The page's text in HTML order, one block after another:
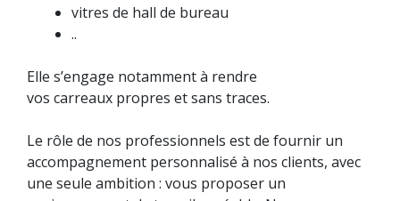
vitres de hall de bureau
..
Elle s’engage notamment à rendre
vos carreaux propres et sans traces.
Le rôle de nos professionnels est de fournir un
accompagnement personnalisé à nos clients, avec
une seule ambition : vous proposer un